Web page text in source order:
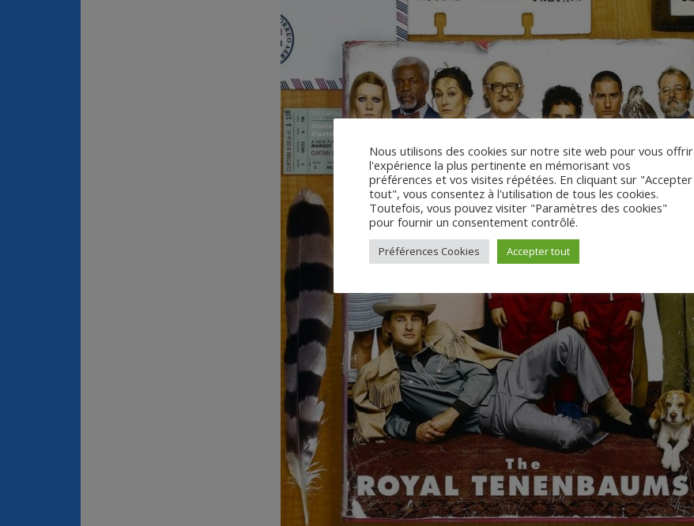
Nous utilisons des cookies sur notre site web pour vous offrir
l'expérience la plus pertinente en mémorisant vos
préférences et vos visites répétées. En cliquant sur "Accepter
tout", vous consentez à l'utilisation de tous les cookies.
Toutefois, vous pouvez visiter "Paramètres des cookies"
pour fournir un consentement contrôlé.
Préférences Cookies Accepter tout